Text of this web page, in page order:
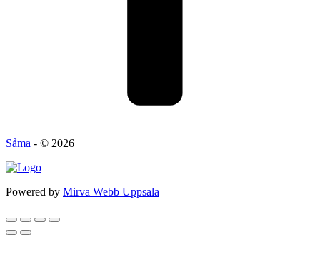
Såma - © 2026
Powered by Mirva Webb Uppsala